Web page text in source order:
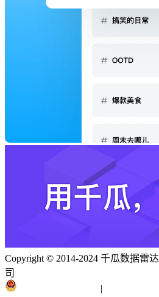
Copyright © 2014-2024 千瓜数据雷达
司
|